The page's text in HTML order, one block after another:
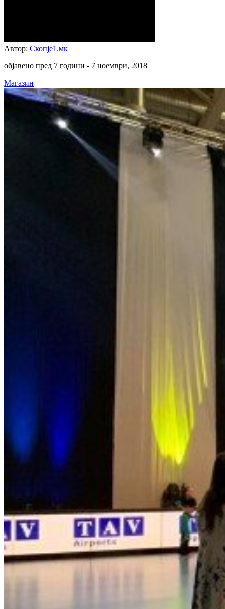
Автор: Скопје1.мк
објавено пред 7 години - 7 ноември, 2018
Магазин